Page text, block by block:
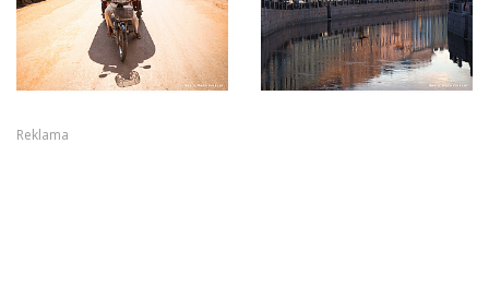
Reklama